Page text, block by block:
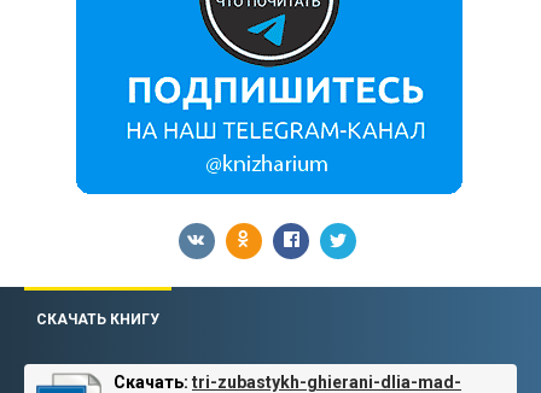
СКАЧАТЬ КНИГУ
Скачать: tri-zubastykh-ghierani-dlia-mad-